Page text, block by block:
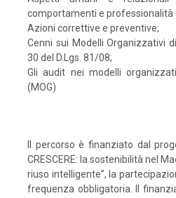
comportamenti e professionalità
Azioni correttive e preventive;
Cenni sui Modelli Organizzativi
30 del D.Lgs. 81/08;
Gli audit nei modelli
(MOG)
Il percorso è finanziato dal
CRESCERE: la sostenibilità nel
riuso intelligente”, la
frequenza obbligatoria. Il